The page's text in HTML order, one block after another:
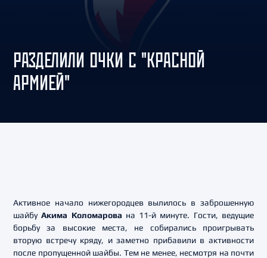
РАЗДЕЛИЛИ ОЧКИ С "КРАСНОЙ
АРМИЕЙ"
Активное начало нижегородцев вылилось в заброшенную
шайбуАкима Коломарова на 11-й минуте. Гости, ведущие
борьбу за высокие места, не собирались проигрывать
вторую встречу кряду, и заметно прибавили в активности
после пропущенной шайбы. Тем не менее, несмотря на почти